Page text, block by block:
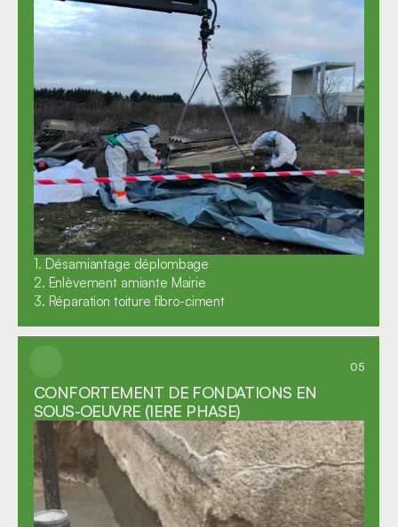
1. Désamiantage déplombage
2. Enlèvement amiante Mairie
3. Réparation toiture fibro-ciment
05
CONFORTEMENT DE FONDATIONS EN
SOUS-OEUVRE (1ERE PHASE)